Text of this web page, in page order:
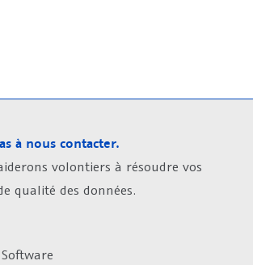
à nous contacter.
volontiers à résoudre vos
qualité des données.